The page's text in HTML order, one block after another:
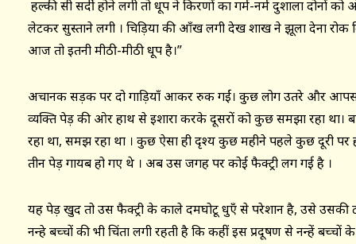
हल्की सी सर्दी होने लगी तो धूप ने किरणों का गर्म-नर्म दुशाला
लेटकर सुस्ताने लगी । चिड़िया की आँख लगी देख शाख ने झूला देना रोक
आज तो इतनी मीठी-मीठी धूप है।”
अचानक सड़क पर दो गाड़ियाँ आकर रुक गईं। कुछ लोग उतरे और
व्यक्ति पेड़ की ओर हाथ से इशारा करके दूसरों को कुछ समझा रहा था।
रहा था, समझ रहा था । कुछ ऐसा ही दृश्य कुछ महीने पहले कुछ दूरी
तीन पेड़ गायब हो गए थे । अब उस जगह पर कोई फैक्ट्री लग गई है ।
यह पेड़ खुद तो उस फैक्ट्री के काले दमघोटू धुएँ से परेशान है, उसे उसकी
नन्हे बच्चों की भी चिंता लगी रहती है कि कहीं इस प्रदूषण से नन्हें